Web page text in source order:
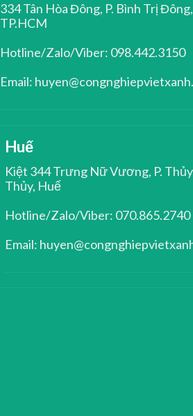
334 Tân Hòa Đông, P. Bình Trị
TP.HCM
Hotline/Zalo/Viber: 098.442.3150
Email:
Huế
Kiệt 344 Trưng Nữ Vương, P.
Thủy, Huế
Hotline/Zalo/Viber: 070.865.2740
Email: